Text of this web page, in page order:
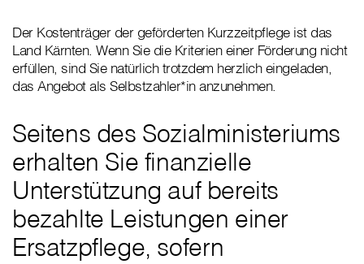
Der Kostenträger der geförderten Kurzzeitpflege ist das
Land Kärnten. Wenn Sie die Kriterien einer Förderung nicht
erfüllen, sind Sie natürlich trotzdem herzlich eingeladen,
das Angebot als Selbstzahler*in anzunehmen.
Seitens des Sozialministeriums
erhalten Sie finanzielle
Unterstützung auf bereits
bezahlte Leistungen einer
Ersatzpflege, sofern